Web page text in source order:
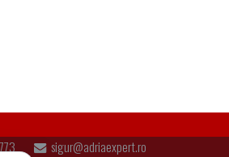
sigur@adriaexpert.ro